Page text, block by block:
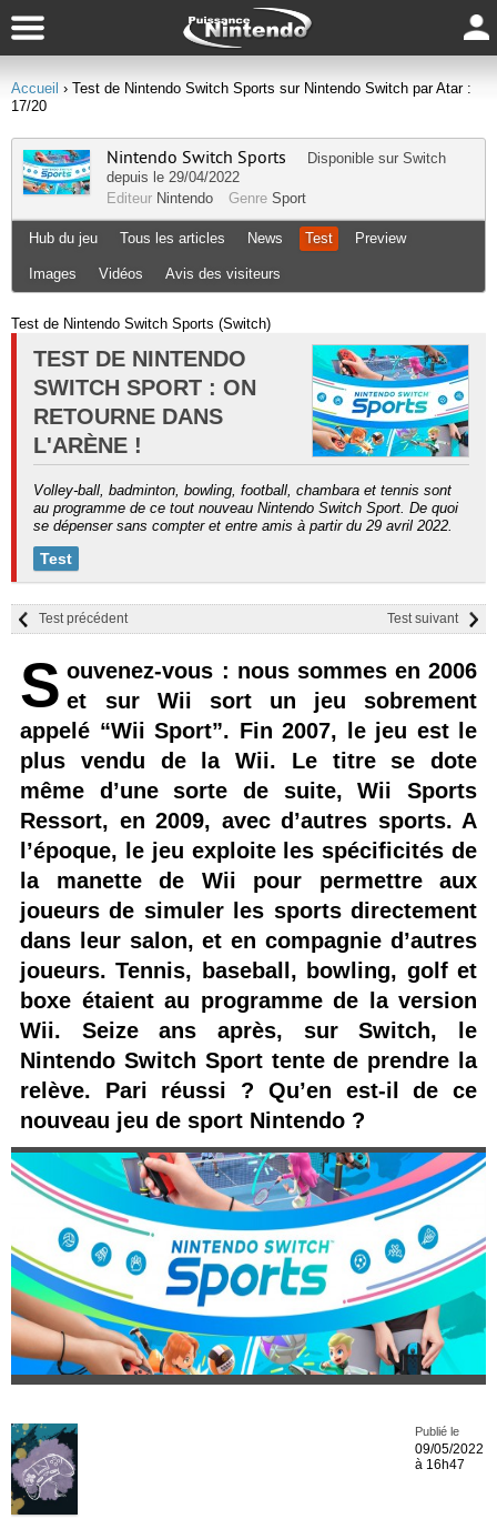
Accueil › Test de Nintendo Switch Sports sur Nintendo Switch par Atar :
17/20
Nintendo Switch Sports Disponible sur Switch
depuis le 29/04/2022
Editeur Nintendo Genre Sport
Hub du jeu Tous les articles News Test Preview
Images Vidéos Avis des visiteurs
Test de Nintendo Switch Sports (Switch)
TEST DE NINTENDO
SWITCH SPORT : ON
RETOURNE DANS
L'ARÈNE !
Volley-ball, badminton, bowling, football, chambara et tennis sont
au programme de ce tout nouveau Nintendo Switch Sport. De quoi
se dépenser sans compter et entre amis à partir du 29 avril 2022.
Test
Test suivant
Test précédent
S ouvenez-vous : nous sommes en 2006
et sur Wii sort un jeu sobrement
appelé “Wii Sport”. Fin 2007, le jeu est le
plus vendu de la Wii. Le titre se dote
même d’une sorte de suite, Wii Sports
Ressort, en 2009, avec d’autres sports. A
l’époque, le jeu exploite les spécificités de
la manette de Wii pour permettre aux
joueurs de simuler les sports directement
dans leur salon, et en compagnie d’autres
joueurs. Tennis, baseball, bowling, golf et
boxe étaient au programme de la version
Wii. Seize ans après, sur Switch, le
Nintendo Switch Sport tente de prendre la
relève. Pari réussi ? Qu’en est-il de ce
nouveau jeu de sport Nintendo ?
Publié le
09/05/2022
à 16h47